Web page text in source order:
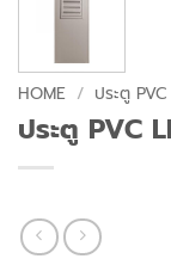
HOME / ประตู
ประตู PVC